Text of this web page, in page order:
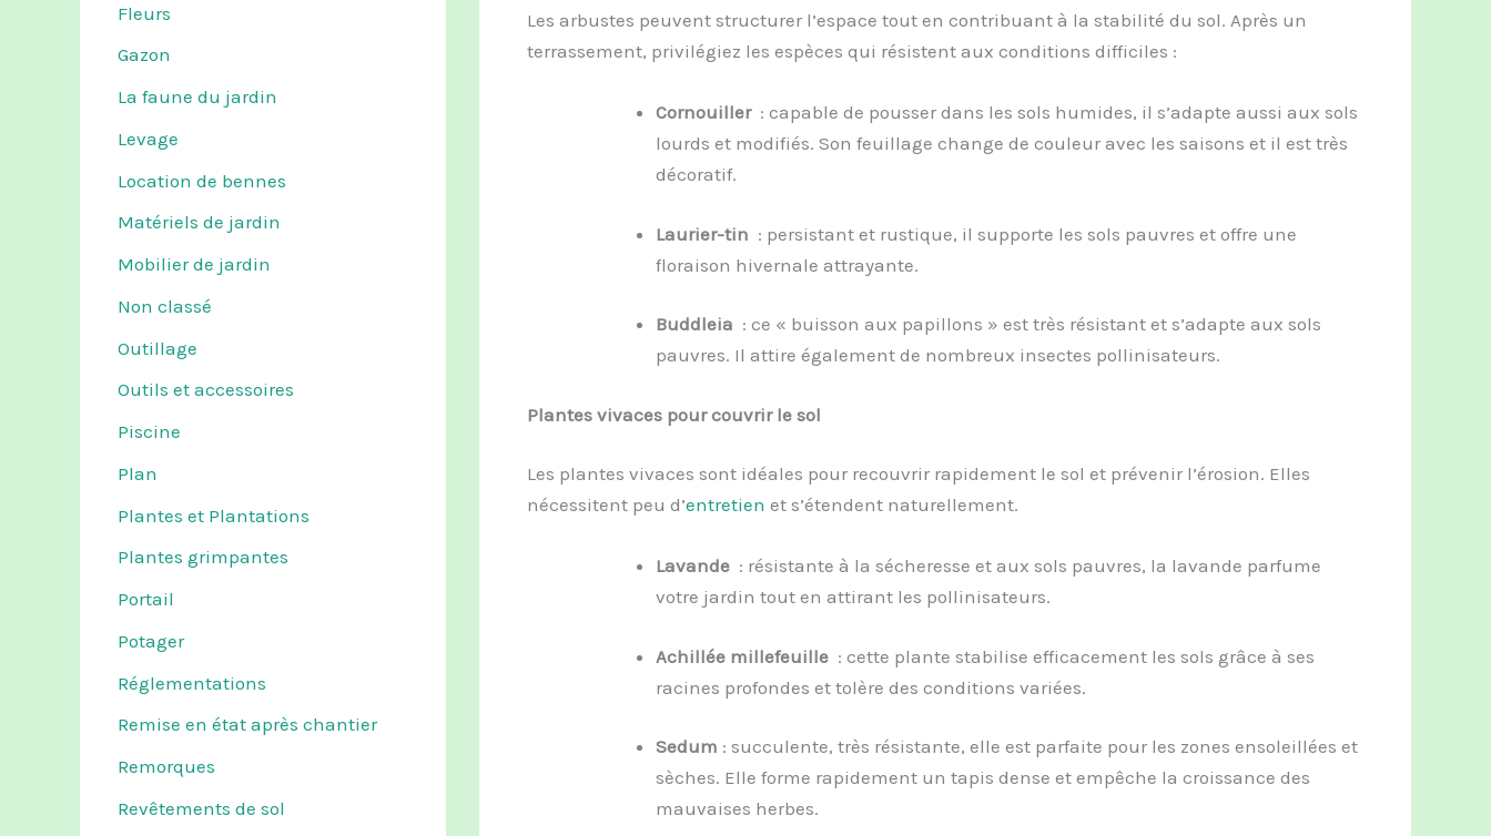
Fleurs
Gazon
La faune du jardin
Levage
Location de bennes
Matériels de jardin
Mobilier de jardin
Non classé
Outillage
Outils et accessoires
Piscine
Plan
Plantes et Plantations
Plantes grimpantes
Portail
Potager
Réglementations
Remise en état après chantier
Remorques
Revêtements de sol
Les arbustes peuvent structurer l’espace tout en contribuant à la stabilité du sol. Après un
terrassement, privilégiez les espèces qui résistent aux conditions difficiles :
Cornouiller : capable de pousser dans les sols humides, il s’adapte aussi aux sols
lourds et modifiés. Son feuillage change de couleur avec les saisons et il est très
décoratif.
Laurier-tin : persistant et rustique, il supporte les sols pauvres et offre une
floraison hivernale attrayante.
Buddleia : ce « buisson aux papillons » est très résistant et s’adapte aux sols
pauvres. Il attire également de nombreux insectes pollinisateurs.
Plantes vivaces pour couvrir le sol
Les plantes vivaces sont idéales pour recouvrir rapidement le sol et prévenir l’érosion. Elles
nécessitent peu d’entretien et s’étendent naturellement.
Lavande : résistante à la sécheresse et aux sols pauvres, la lavande parfume
votre jardin tout en attirant les pollinisateurs.
Achillée millefeuille : cette plante stabilise efficacement les sols grâce à ses
racines profondes et tolère des conditions variées.
Sedum : succulente, très résistante, elle est parfaite pour les zones ensoleillées et
sèches. Elle forme rapidement un tapis dense et empêche la croissance des
mauvaises herbes.